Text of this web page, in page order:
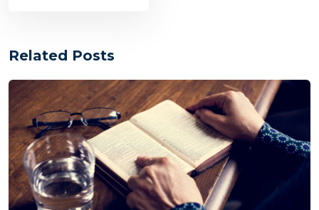
Related Posts